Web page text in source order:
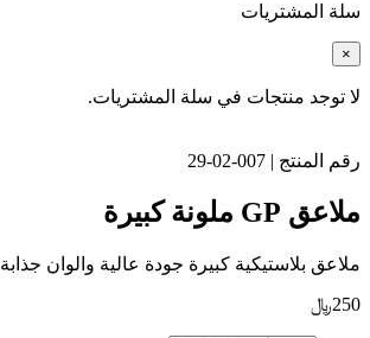
سلة المشتريات
×
لا توجد منتجات في سلة المشتريات.
رقم المنتج | 007-02-29
ملاعق GP ملونة كبيرة
ملاعق بلاستيكية كبيرة جودة عالية والوان جذابة
250﷼